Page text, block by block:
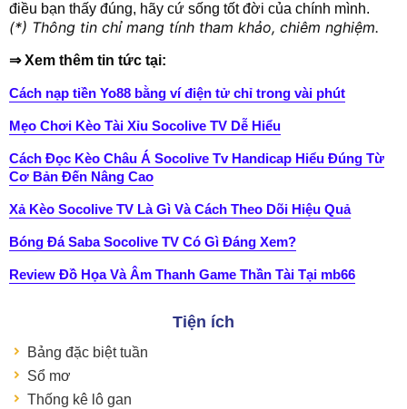
điều bạn thấy đúng, hãy cứ sống tốt đời của chính mình.
(*) Thông tin chỉ mang tính tham khảo, chiêm nghiệm.
⇒ Xem thêm tin tức tại:
Cách nạp tiền Yo88 bằng ví điện tử chỉ trong vài phút
Mẹo Chơi Kèo Tài Xỉu Socolive TV Dễ Hiểu
Cách Đọc Kèo Châu Á Socolive Tv Handicap Hiểu Đúng Từ
Cơ Bản Đến Nâng Cao
Xả Kèo Socolive TV Là Gì Và Cách Theo Dõi Hiệu Quả
Bóng Đá Saba Socolive TV Có Gì Đáng Xem?
Review Đồ Họa Và Âm Thanh Game Thần Tài Tại mb66
Tiện ích
Bảng đặc biệt tuần
Sổ mơ
Thống kê lô gan